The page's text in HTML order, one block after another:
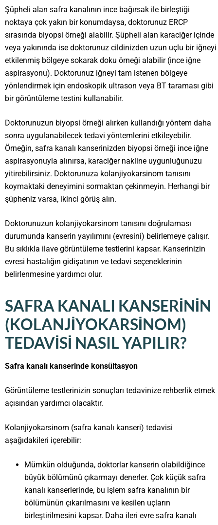
Şüpheli alan safra kanalının ince bağırsak ile birleştiği
noktaya çok yakın bir konumdaysa, doktorunuz ERCP
sırasında biyopsi örneği alabilir. Şüpheli alan karaciğer içinde
veya yakınında ise doktorunuz cildinizden uzun uçlu bir iğneyi
etkilenmiş bölgeye sokarak doku örneği alabilir (ince iğne
aspirasyonu). Doktorunuz iğneyi tam istenen bölgeye
yönlendirmek için endoskopik ultrason veya BT taraması gibi
bir görüntüleme testini kullanabilir.
Doktorunuzun biyopsi örneği alırken kullandığı yöntem daha
sonra uygulanabilecek tedavi yöntemlerini etkileyebilir.
Örneğin, safra kanalı kanserinizden biyopsi örneği ince iğne
aspirasyonuyla alınırsa, karaciğer nakline uygunluğunuzu
yitirebilirsiniz. Doktorunuza kolanjiyokarsinom tanısını
koymaktaki deneyimini sormaktan çekinmeyin. Herhangi bir
şüpheniz varsa, ikinci görüş alın.
Doktorunuzun kolanjiyokarsinom tanısını doğrulaması
durumunda kanserin yayılımını (evresini) belirlemeye çalışır.
Bu sıklıkla ilave görüntüleme testlerini kapsar. Kanserinizin
evresi hastalığın gidişatının ve tedavi seçeneklerinin
belirlenmesine yardımcı olur.
SAFRA KANALI KANSERININ
(KOLANJIYOKARSINOM)
TEDAVISI NASIL YAPILIR?
Safra kanalı kanserinde konsültasyon
Görüntüleme testlerinizin sonuçları tedavinize rehberlik etmek
açısından yardımcı olacaktır.
Kolanjiyokarsinom (safra kanalı kanseri) tedavisi
aşağıdakileri içerebilir:
Mümkün olduğunda, doktorlar kanserin olabildiğince
büyük bölümünü çıkarmayı denerler. Çok küçük safra
kanalı kanserlerinde, bu işlem safra kanalının bir
bölümünün çıkarılmasını ve kesilen uçların
birleştirilmesini kapsar. Daha ileri evre safra kanalı